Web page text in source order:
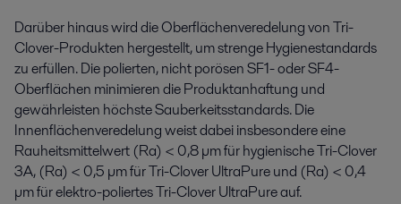
Darüber hinaus wird die Oberflächenveredelung von Tri-
Clover-Produkten hergestellt, um strenge Hygienestandards
zu erfüllen. Die polierten, nicht porösen SF1- oder SF4-
Oberflächen minimieren die Produktanhaftung und
gewährleisten höchste Sauberkeitsstandards. Die
Innenflächenveredelung weist dabei insbesondere eine
Rauheitsmittelwert (Ra) < 0,8 µm für hygienische Tri-Clover
3A, (Ra) < 0,5 µm für Tri-Clover UltraPure und (Ra) < 0,4
µm für elektro-poliertes Tri-Clover UltraPure auf.